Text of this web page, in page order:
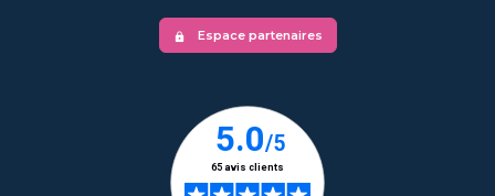
lock Espace partenaires